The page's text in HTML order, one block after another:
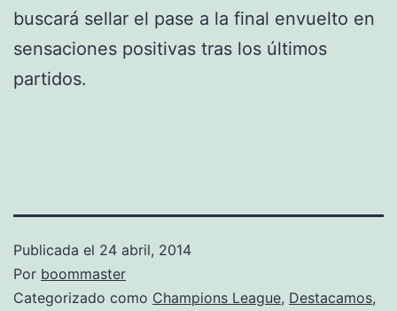
buscará sellar el pase a la final envuelto en
sensaciones positivas tras los últimos
partidos.
Publicada el 24 abril, 2014
Por boommaster
Categorizado como Champions League, Destacamos,